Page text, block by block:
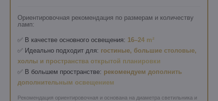
Ориентировочная рекомендация по размерам и количеству
ламп:
✅ В качестве основного освещения: 16–24 m²
✅ Идеально подходит для: гостиные, большие столовые,
холлы и пространства открытой планировки
✅ В большем пространстве: рекомендуем дополнить
дополнительным освещением
Рекомендация ориентировочная и основана на диаметра светильника и